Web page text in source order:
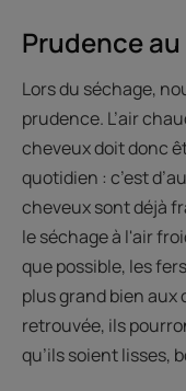
Prudence
Lors du séchage,
prudence. L’air
cheveux doit donc
quotidien : c’est
cheveux sont déjà
le séchage à l'air
que possible, les
plus grand bien aux
retrouvée, ils
qu’ils soient lisses,